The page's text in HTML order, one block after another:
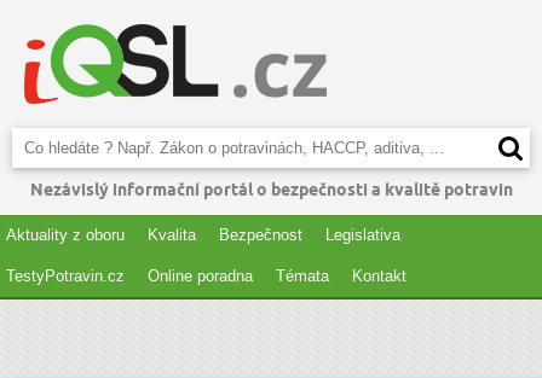
Nezávislý informační portál o bezpečnosti a kvalitě potravin
Aktuality z oboru Kvalita Bezpečnost Legislativa
TestyPotravin.cz Online poradna Témata Kontakt